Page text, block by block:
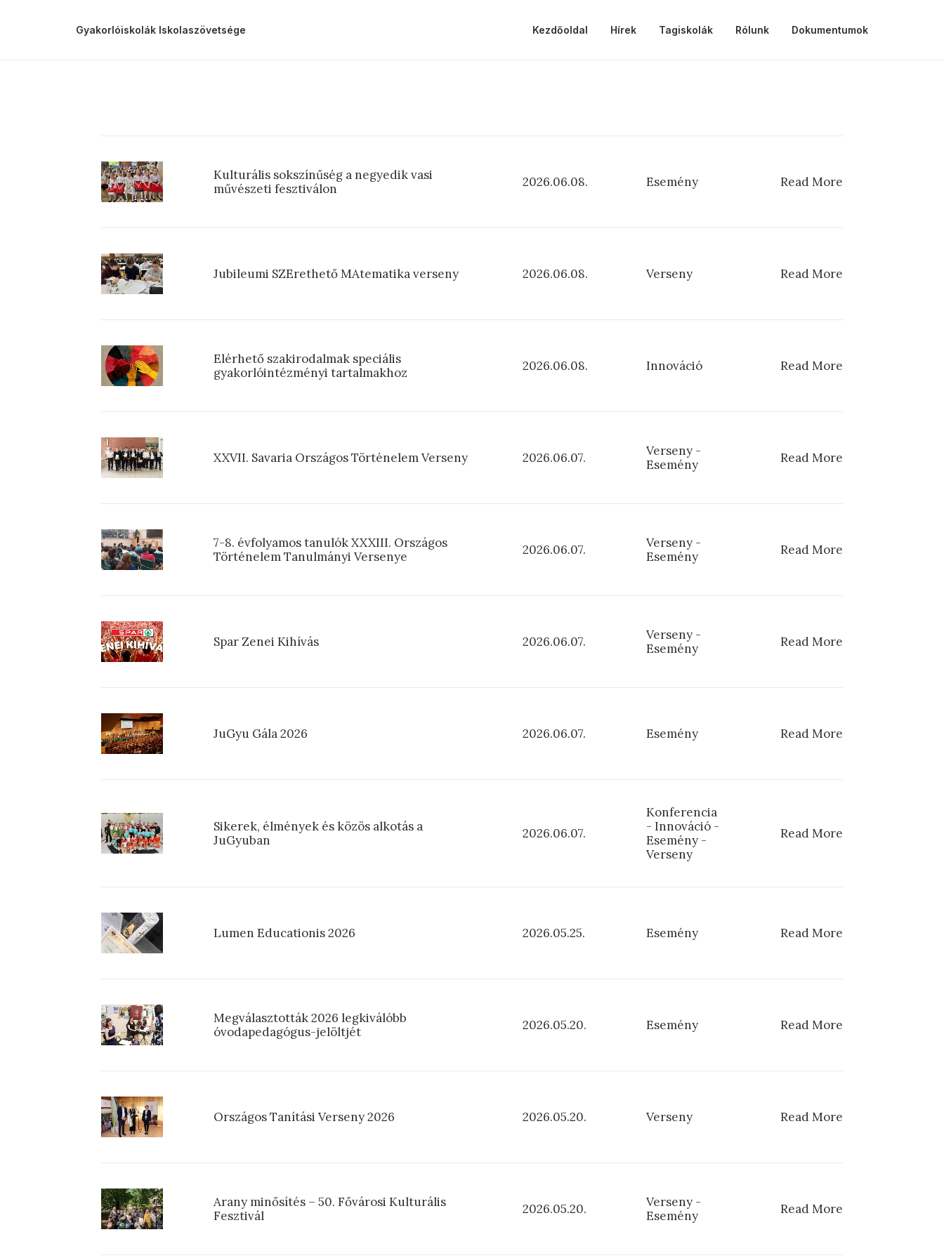
Gyakorlóiskolák Iskolaszövetsége Kezdőoldal Hírek Tagiskolák Rólunk Dokumentumok
Kulturális sokszínűség a negyedik vasi
művészeti fesztiválon
2026.06.08. Esemény Read More
Jubileumi SZErethető MAtematika verseny 2026.06.08. Verseny Read More
Elérhető szakirodalmak speciális
gyakorlóintézményi tartalmakhoz
2026.06.08. Innováció Read More
XXVII. Savaria Országos Történelem Verseny 2026.06.07. Verseny -
Esemény
Read More
7-8. évfolyamos tanulók XXXIII. Országos
Történelem Tanulmányi Versenye
2026.06.07. Verseny -
Esemény
Read More
Spar Zenei Kihívás 2026.06.07. Verseny -
Esemény
Read More
JuGyu Gála 2026 2026.06.07. Esemény Read More
Sikerek, élmények és közös alkotás a
JuGyuban
2026.06.07.
Konferencia
- Innováció -
Esemény -
Verseny
Read More
Lumen Educationis 2026 2026.05.25. Esemény Read More
Megválasztották 2026 legkiválóbb
óvodapedagógus-jelöltjét
2026.05.20. Esemény Read More
Országos Tanítási Verseny 2026 2026.05.20. Verseny Read More
Arany minősítés – 50. Fővárosi Kulturális
Fesztivál
2026.05.20. Verseny -
Esemény
Read More